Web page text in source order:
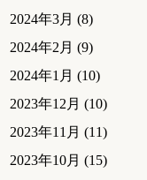
2024年3月 (8)
2024年2月 (9)
2024年1月 (10)
2023年12月 (10)
2023年11月 (11)
2023年10月 (15)